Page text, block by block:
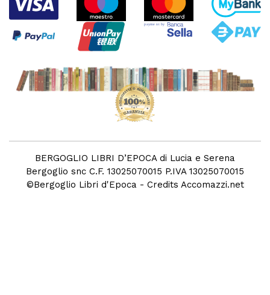
BERGOGLIO LIBRI D’EPOCA di Lucia e Serena
Bergoglio snc C.F. 13025070015 P.IVA 13025070015
©Bergoglio Libri d'Epoca - Credits Accomazzi.net